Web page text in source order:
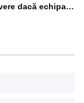
dacă echipa